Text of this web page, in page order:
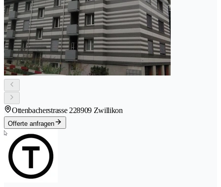
Ottenbacherstrasse 228909 Zwillikon
Offerte anfragen